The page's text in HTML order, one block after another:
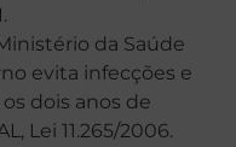
da Saúde
evita infecções e
dois anos de
Lei 11.265/2006.